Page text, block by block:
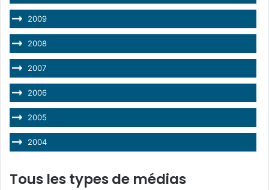
2009
2008
2007
2006
2005
2004
Tous les types de médias